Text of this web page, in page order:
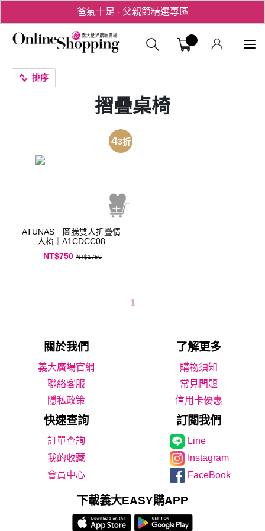
爸氣十足 - 父親節精選專區
用心愛你！七夕星選禮遇！義大購物
排序
摺疊桌椅
ATUNAS－圖騰雙人折疊情
人椅｜A1CDCC08
NT$750 NT$1750
43折
1
關於我們 了解更多
義大廣場官網
購物須知
聯絡客服
常見問題
隱私政策
信用卡優惠
快速查詢 訂閱我們
Line
我的收藏
Instagram
會員中心
FaceBook
下載義大EASY購APP